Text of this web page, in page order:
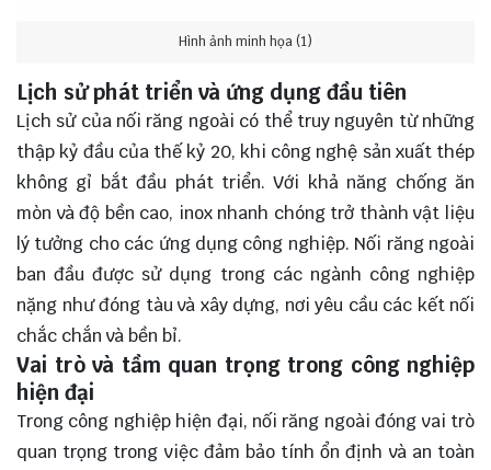
Hình ảnh minh họa (1)
Lịch sử phát triển và ứng dụng đầu tiên
Lịch sử của nối răng ngoài có thể truy nguyên từ những
thập kỷ đầu của thế kỷ 20, khi công nghệ sản xuất thép
không gỉ bắt đầu phát triển. Với khả năng chống ăn
mòn và độ bền cao, inox nhanh chóng trở thành vật liệu
lý tưởng cho các ứng dụng công nghiệp. Nối răng ngoài
ban đầu được sử dụng trong các ngành công nghiệp
nặng như đóng tàu và xây dựng, nơi yêu cầu các kết nối
chắc chắn và bền bỉ.
Vai trò và tầm quan trọng trong công nghiệp
hiện đại
Trong công nghiệp hiện đại, nối răng ngoài đóng vai trò
quan trọng trong việc đảm bảo tính ổn định và an toàn